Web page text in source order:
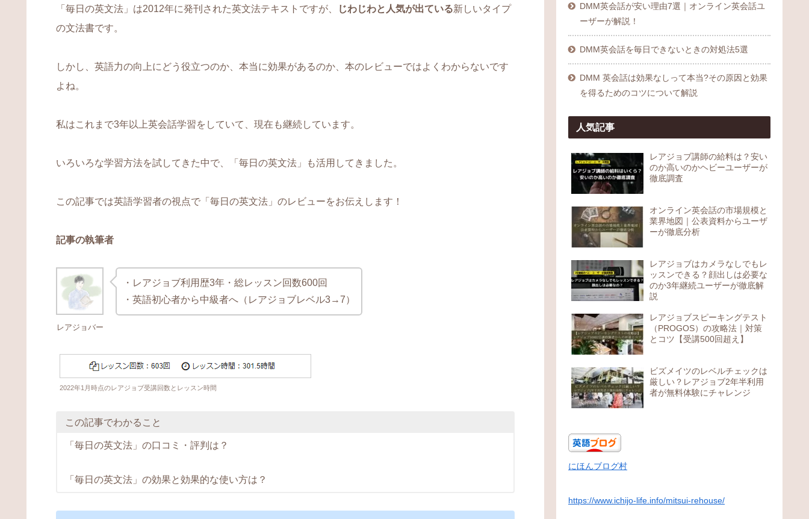
「毎日の英文法」は2012年に発刊された英文法テキストですが、 じわじわと人気が出ている新しいタイプ
の文法書です。
しかし、英語力の向上にどう役立つのか、本当に効果があるのか、本のレビューではよくわからないです
よね。
私はこれまで3年以上英会話学習をしていて、現在も継続しています。
いろいろな学習方法を試してきた中で、「毎日の英文法」も活用してきました。
この記事では英語学習者の視点で「毎日の英文法」のレビューをお伝えします！
記事の執筆者
レアジョバー
・レアジョブ利用歴3年・総レッスン回数600回
・英語初心者から中級者へ（レアジョブレベル3→7）
2022年1月時点のレアジョブ受講回数とレッスン時間
この記事でわかること
「毎日の英文法」の口コミ・評判は？
「毎日の英文法」の効果と効果的な使い方は？
DMM英会話が安い理由7選｜オンライン英会話ユ
ーザーが解説！
DMM英会話を毎日できないときの対処法5選
DMM 英会話は効果なしって本当?その原因と効果
を得るためのコツについて解説
人気記事
レアジョブ講師の給料は？安い
のか高いのかヘビーユーザーが
徹底調査
オンライン英会話の市場規模と
業界地図｜公表資料からユーザ
ーが徹底分析
レアジョブはカメラなしでもレ
ッスンできる？顔出しは必要な
のか3年継続ユーザーが徹底解
説
レアジョブスピーキングテスト
（PROGOS）の攻略法｜対策
とコツ【受講500回超え】
ビズメイツのレベルチェックは
厳しい？レアジョブ2年半利用
者が無料体験にチャレンジ
にほんブログ村
https://www.ichijo-life.info/mitsui-rehouse/